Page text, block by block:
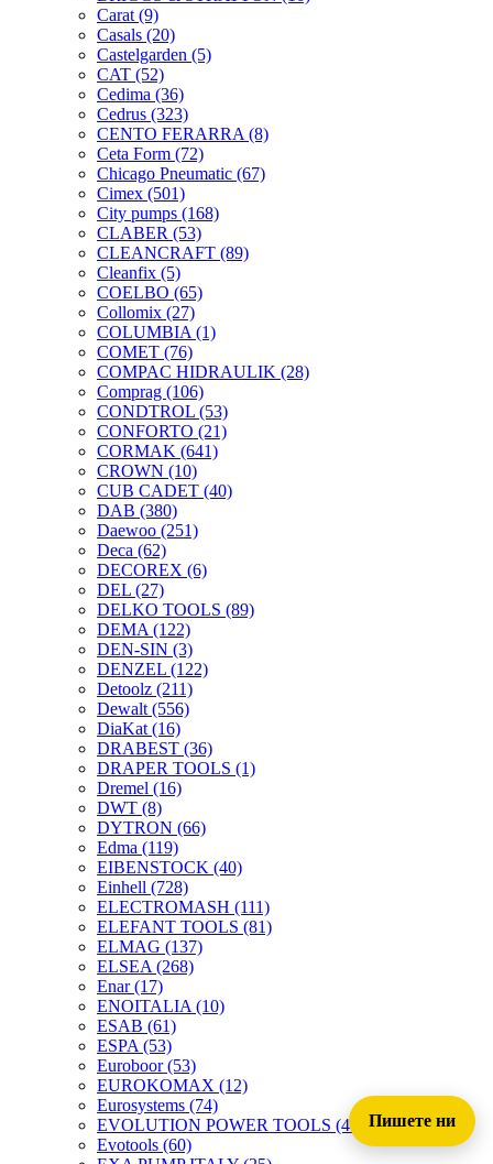
Carat (9)
Casals (20)
Castelgarden (5)
CAT (52)
Cedima (36)
Cedrus (323)
CENTO FERARRA (8)
Ceta Form (72)
Chicago Pneumatic (67)
Cimex (501)
City pumps (168)
CLABER (53)
CLEANCRAFT (89)
Cleanfix (5)
COELBO (65)
Collomix (27)
COLUMBIA (1)
COMET (76)
COMPAC HIDRAULIK (28)
Comprag (106)
CONDTROL (53)
CONFORTO (21)
CORMAK (641)
CROWN (10)
CUB CADET (40)
DAB (380)
Daewoo (251)
Deca (62)
DECOREX (6)
DEL (27)
DELKO TOOLS (89)
DEMA (122)
DEN-SIN (3)
DENZEL (122)
Detoolz (211)
Dewalt (556)
DiaKat (16)
DRABEST (36)
DRAPER TOOLS (1)
Dremel (16)
DWT (8)
DYTRON (66)
Edma (119)
EIBENSTOCK (40)
Einhell (728)
ELECTROMASH (111)
ELEFANT TOOLS (81)
ELMAG (137)
ELSEA (268)
Enar(17)
ENOITALIA (10)
ESAB (61)
ESPA (53)
Euroboor(53)
EUROKOMAX (12)
Eurosystems (74)
EVOLUTION POWER TOOLS (45)
Evotools (60)
Пишете ни